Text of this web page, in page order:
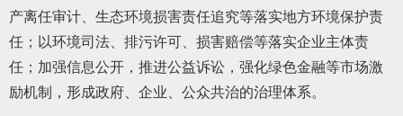
产离任审计、生态环境损害责任追究等落实地方环境保护责
任；以环境司法、排污许可、损害赔偿等落实企业主体责
任；加强信息公开，推进公益诉讼，强化绿色金融等市场激
励机制，形成政府、企业、公众共治的治理体系。